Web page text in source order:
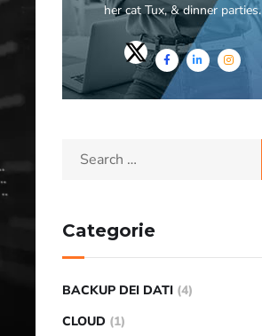
her cat Tux, & dinner parties.
Categorie
BACKUP DEI DATI (4)
CLOUD (1)